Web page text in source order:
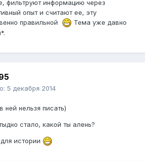
фильтруют информацию через
опыт и считают ее, эту
правильной
Тема уже давно
5 декабря 2014
ней нельзя писать)
стало, какой ты алень?
истории